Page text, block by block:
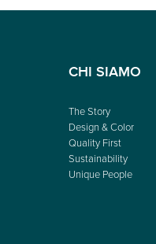
CHI SIAMO
The Story
Design & Color
Quality First
Sustainability
Unique People